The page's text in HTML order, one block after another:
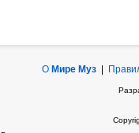
О Мире Муз|